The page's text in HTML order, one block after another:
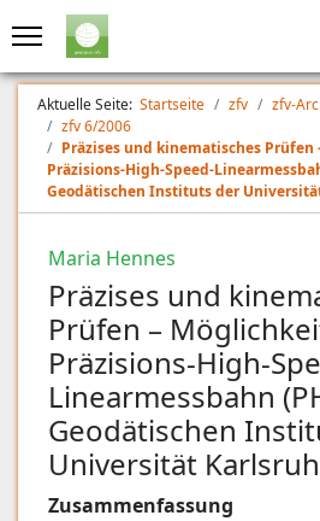
Aktuelle Seite: Startseite zfv zfv-
zfv 6/2006
Präzises und kinematisches
Präzisions-High-Speed-
Geodätischen Instituts der
Maria Hennes
Präzises und
Prüfen –
Präzisions-High-
Linearmessbahn
Geodätischen
Universität
Zusammenfassung